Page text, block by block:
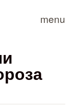
menu